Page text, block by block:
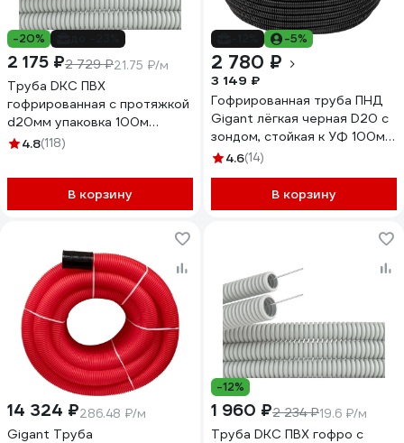
-20%
2 175 ₽2 729 ₽21.75 ₽/м
Труба DKC ПВХ
гофрированная c протяжкой
d20мм упаковка 100м
91920DIYVI
4.8(118)
В корзину
-5%
2 780 ₽
3 149 ₽
Гофрированная труба ПНД
Gigant лёгкая черная D20 с
зондом, стойкая к УФ 100м
20120-100GI
4.6(14)
В корзину
14 324 ₽286.48 ₽/м
Gigant Труба
-12%
1 960 ₽2 234 ₽19.6 ₽/м
Труба DKC ПВХ гофро c